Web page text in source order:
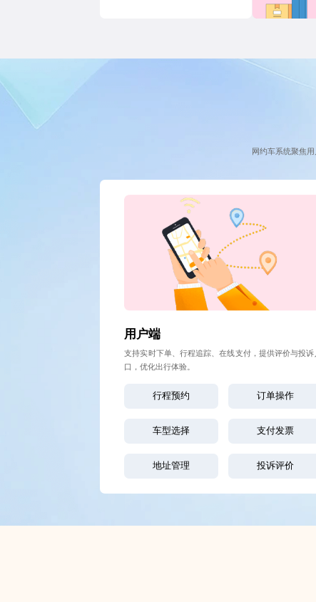
网约车系统聚焦
用户端
支持实时下单、行程追踪、在线支付，提供评价与投诉
口，优化出行体验。
行程预约 订单操作
车型选择 支付发票
地址管理 投诉评价